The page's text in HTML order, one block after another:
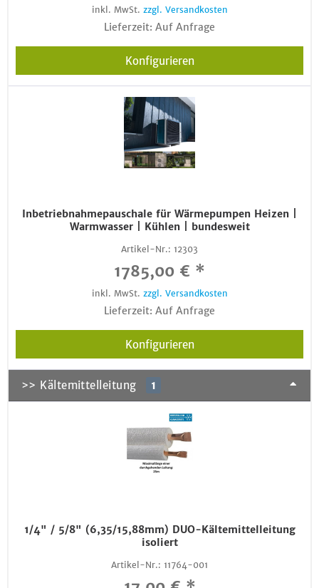
inkl. MwSt. zzgl. Versandkosten
Lieferzeit: Auf Anfrage
Konfigurieren
Inbetriebnahmepauschale für Wärmepumpen Heizen |
Warmwasser | Kühlen | bundesweit
Artikel-Nr.: 12303
1785,00 € *
inkl. MwSt. zzgl. Versandkosten
Lieferzeit: Auf Anfrage
Konfigurieren
>> Kältemittelleitung 1
1/4" / 5/8" (6,35/15,88mm) DUO-Kältemittelleitung
isoliert
Artikel-Nr.: 11764-001